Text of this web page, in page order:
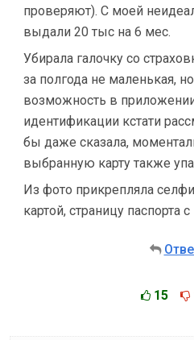
проверяют). С моей
выдали 20 тыс на 6 мес.
Убирала галочку со
за полгода не маленькая,
возможность в
идентификации кстати
бы даже сказала,
выбранную карту также
Из фото прикрепляла
картой, страницу паспорта
15